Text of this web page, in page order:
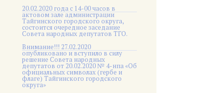
20.02.2020 года с 14-00 часов в
актовом зале администрации
Тайгинского городского округа,
состоится очередное заседание
Совета народных депутатов ТГО.
Внимание!!! 27.02.2020
опубликовано и вступило в силу
решение Совета народных
депутатов от 20.02.2020 № 4-нпа «Об
официальных символах (гербе и
флаге) Тайгинского городского
округа»